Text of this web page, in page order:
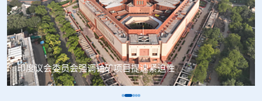
中核辐智正式设立 中国同辐持股90%打通核医疗全产业链